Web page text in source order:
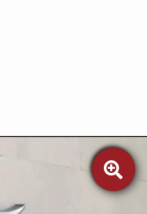
